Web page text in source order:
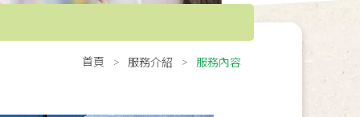
首頁 服務介紹 服務內容